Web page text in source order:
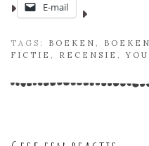
E-mail
TAGS: BOEKEN ,
FICTIE , RECENSIE ,